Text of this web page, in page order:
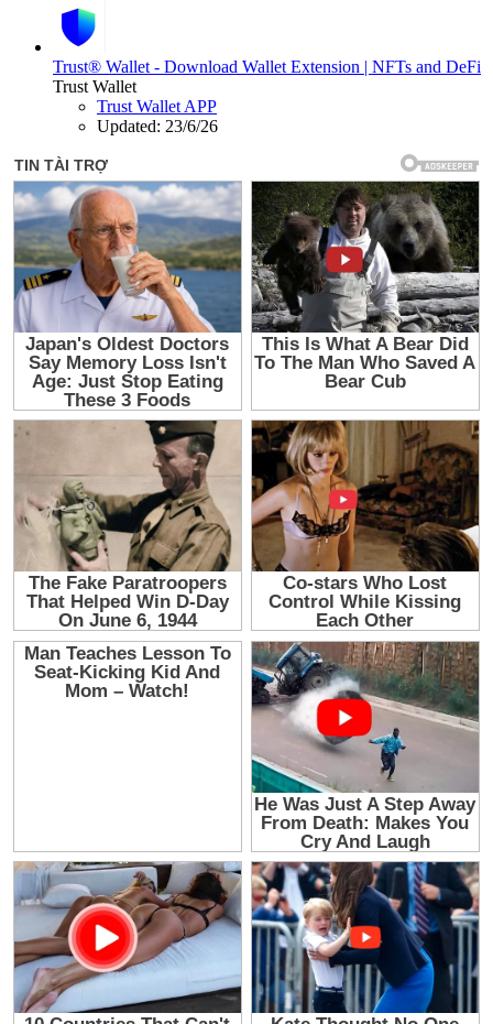
Trust® Wallet - Download Wallet Extension | NFTs and DeFi
Trust Wallet
Trust Wallet APP
Updated: 23/6/26